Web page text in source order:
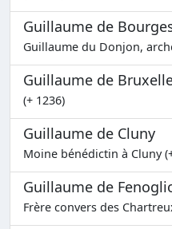
Guillaume de
Guillaume du Donjon,
Guillaume de
(+ 1236)
Guillaume de Cluny
Moine bénédictin à Cluny
Guillaume de
Frère convers des